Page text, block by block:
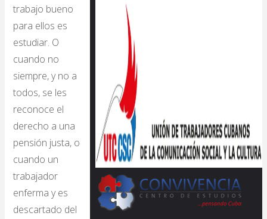
trabajo bueno
para ellos es
estudiar. O
cuando no
siempre, y no a
todos, se les
reconoce el
derecho a una
pensión justa, o
cuando un
trabajador
enferma y es
descartado del